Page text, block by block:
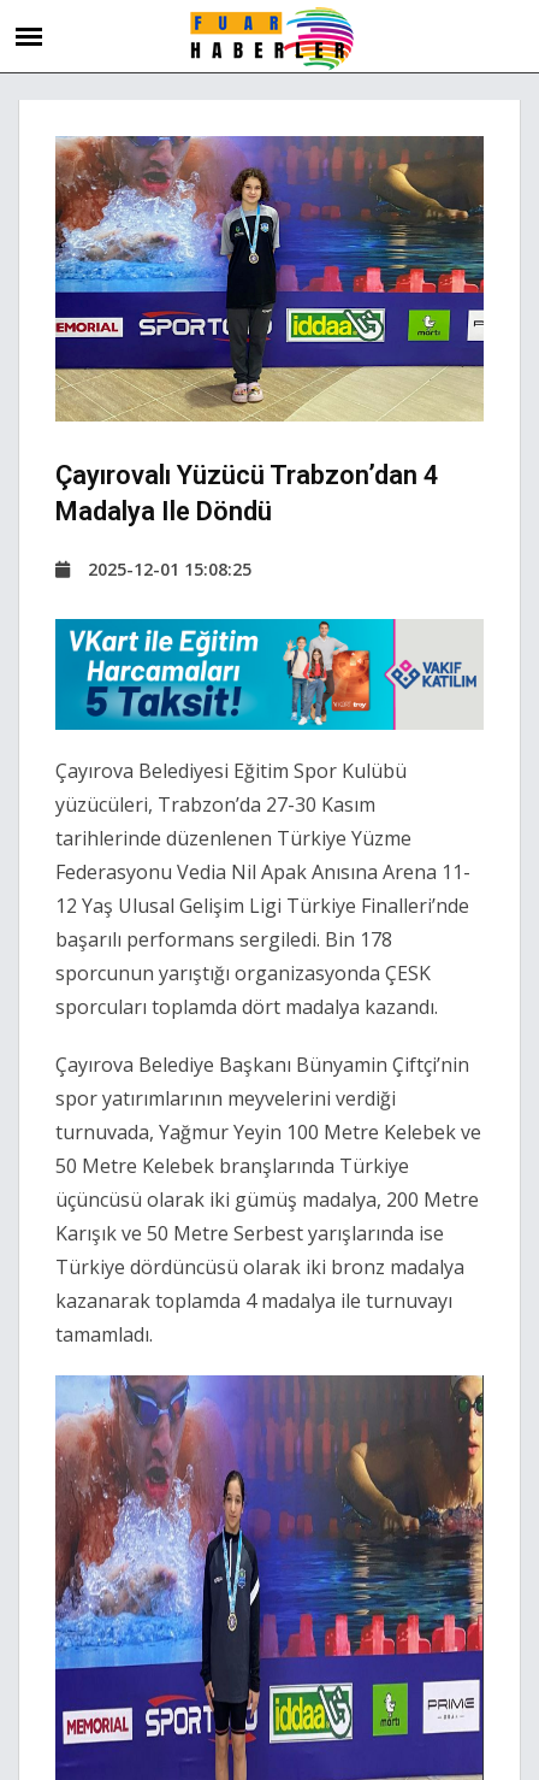
Çayırovalı Yüzücü Trabzon’dan 4
Madalya Ile Döndü
2025-12-01 15:08:25
Çayırova Belediyesi Eğitim Spor Kulübü
yüzücüleri, Trabzon’da 27-30 Kasım
tarihlerinde düzenlenen Türkiye Yüzme
Federasyonu Vedia Nil Apak Anısına Arena 11-
12 Yaş Ulusal Gelişim Ligi Türkiye Finalleri’nde
başarılı performans sergiledi. Bin 178
sporcunun yarıştığı organizasyonda ÇESK
sporcuları toplamda dört madalya kazandı.
Çayırova Belediye Başkanı Bünyamin Çiftçi’nin
spor yatırımlarının meyvelerini verdiği
turnuvada, Yağmur Yeyin 100 Metre Kelebek ve
50 Metre Kelebek branşlarında Türkiye
üçüncüsü olarak iki gümüş madalya, 200 Metre
Karışık ve 50 Metre Serbest yarışlarında ise
Türkiye dördüncüsü olarak iki bronz madalya
kazanarak toplamda 4 madalya ile turnuvayı
tamamladı.